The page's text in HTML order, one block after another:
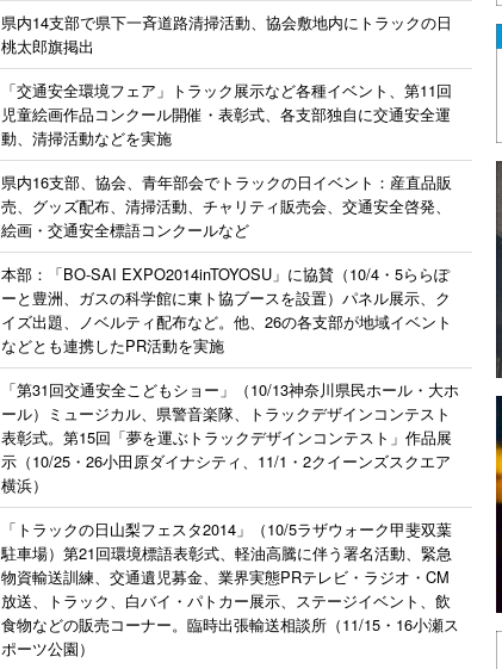
県内14支部で県下一斉道路清掃活動、協会敷地内にトラックの日
桃太郎旗掲出
「交通安全環境フェア」トラック展示など各種イベント、第11回
児童絵画作品コンクール開催・表彰式、各支部独自に交通安全運
動、清掃活動などを実施
県内16支部、協会、青年部会でトラックの日イベント：産直品販
売、グッズ配布、清掃活動、チャリティ販売会、交通安全啓発、
絵画・交通安全標語コンクールなど
本部：「BO-SAI EXPO2014inTOYOSU」に協賛（10/4・5ららぽ
ーと豊洲、ガスの科学館に東ト協ブースを設置）パネル展示、ク
イズ出題、ノベルティ配布など。他、26の各支部が地域イベント
などとも連携したPR活動を実施
「第31回交通安全こどもショー」（10/13神奈川県民ホール・大ホ
ール）ミュージカル、県警音楽隊、トラックデザインコンテスト
表彰式。第15回「夢を運ぶトラックデザインコンテスト」作品展
示（10/25・26小田原ダイナシティ、11/1・2クイーンズスクエア
横浜）
「トラックの日山梨フェスタ2014」（10/5ラザウォーク甲斐双葉
駐車場）第21回環境標語表彰式、軽油高騰に伴う署名活動、緊急
物資輸送訓練、交通遺児募金、業界実態PRテレビ・ラジオ・CM
放送、トラック、白バイ・パトカー展示、ステージイベント、飲
食物などの販売コーナー。臨時出張輸送相談所（11/15・16小瀬ス
ポーツ公園）